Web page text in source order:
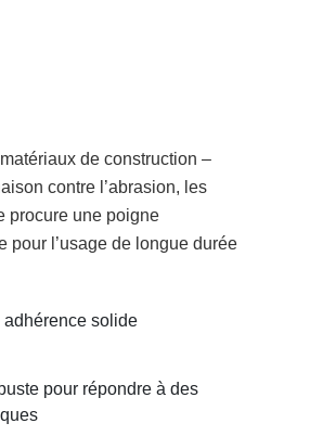
de construction –
contre l’abrasion, les
procure une poigne
pour l’usage de longue durée
adhérence solide
pour répondre à des